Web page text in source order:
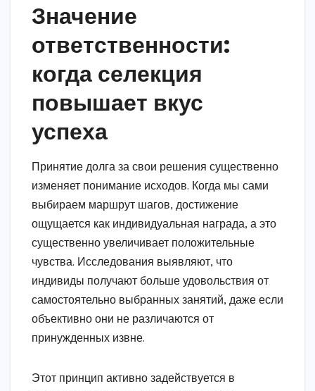
Значение
ответственности:
когда селекция
повышает вкус
успеха
Принятие долга за свои решения существенно
изменяет понимание исходов. Когда мы сами
выбираем маршрут шагов, достижение
ощущается как индивидуальная награда, а это
существенно увеличивает положительные
чувства. Исследования выявляют, что
индивиды получают больше удовольствия от
самостоятельно выбранных занятий, даже если
объективно они не различаются от
принужденных извне.
Этот принцип активно задействуется в